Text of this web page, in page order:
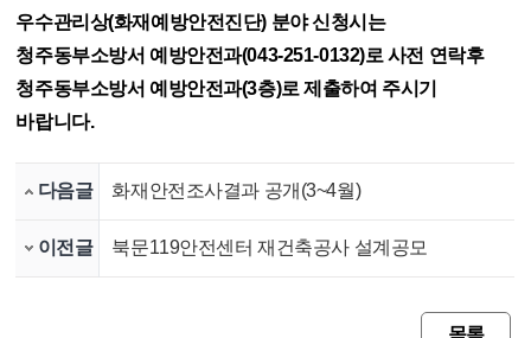
우수관리상(화재예방안전진단) 분야 신청시는
청주동부소방서 예방안전과(043-251-0132)로 사전 연락후
청주동부소방서 예방안전과(3층)로 제출하여 주시기
바랍니다.
다음글 화재안전조사결과 공개(3~4월)
이전글 북문119안전센터 재건축공사 설계공모
목록